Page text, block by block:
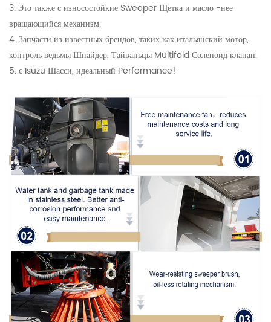
3. Это также с износостойкие Sweeper Щетка и масло -нее
вращающийся механизм.
4. Запчасти из известных брендов, таких как итальянский мотор,
контроль ведьмы Шнайдер, Тайваньцы Multifold Соленоид клапан.
5. с Isuzu Шасси, идеальный Performance!